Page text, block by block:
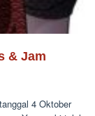
& Jam
4 Oktober